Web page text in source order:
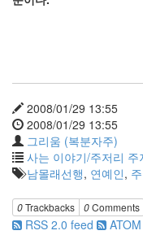
2008/01/29 13:55
2008/01/29 13:55
그리움 (복분자주)
사는 이야기/주저리 주
남몰래선행, 연예인,
0Trackbacks 0Comments
RSS 2.0 feed
Categories
AI
롬
프
트
0
출
준
비